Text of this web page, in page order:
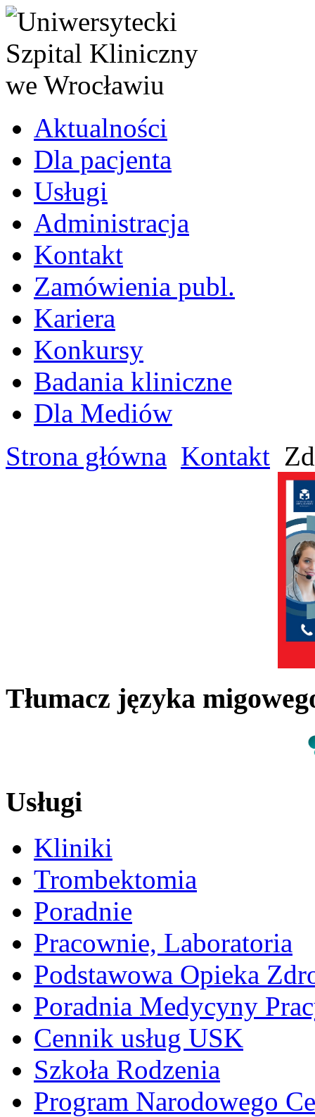
Aktualności
Dla pacjenta
Usługi
Administracja
Kontakt
Zamówienia publ.
Kariera
Konkursy
Badania kliniczne
Dla Mediów
Strona główna Kontakt
Tłumacz języka
Usługi
Kliniki
Trombektomia
Poradnie
Pracownie, Laboratoria
Podstawowa Opieka
Poradnia Medycyny
Cennik usług USK
Szkoła Rodzenia
Program Narodowego